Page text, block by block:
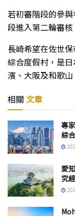
若初審階段的參
段進入第二輪審核
長崎希望在佐世
綜合度假村，是
濱、大阪及和歌山
相關 文章
專
綜
愛
究